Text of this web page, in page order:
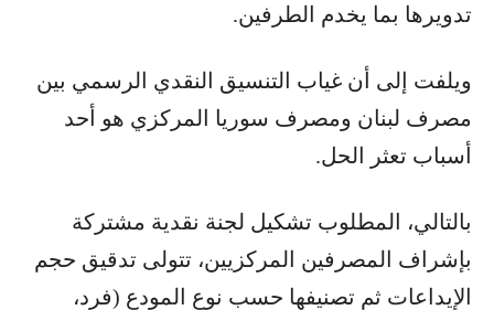
تدويرها بما يخدم الطرفين.
ويلفت إلى أن غياب التنسيق النقدي الرسمي بين
مصرف لبنان ومصرف سوريا المركزي هو أحد
أسباب تعثر الحل.
بالتالي، المطلوب تشكيل لجنة نقدية مشتركة
بإشراف المصرفين المركزيين، تتولى تدقيق حجم
الإيداعات ثم تصنيفها حسب نوع المودع (فرد،